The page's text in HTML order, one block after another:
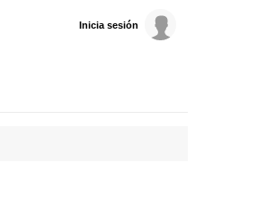
Inicia sesión